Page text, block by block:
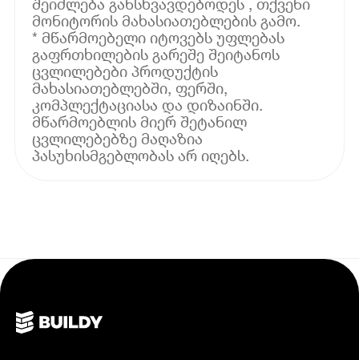
მონიტორის მახასიათებლების გამო.
* მწარმოებელი იტოვებს უფლებას
გაფრთხილების გარეშე შეიტანოს
ცვლილებები პროდუქტის
მახასიათებლებში, ფერში,
კომპლექტაციასა და დიზაინში.
მწარმოებლის მიერ შეტანილ
ცვლილებებზე მაღაზია
პასუხისმგებლობას არ იღებს.